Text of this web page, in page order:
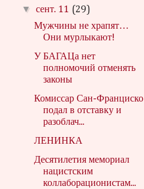
▼сент. 11 (29)
Мужчины не храпят…
Они мурлыкают!
У БАГАЦа нет
полномочий отменять
законы
Комиссар Сан-Франциско
подал в отставку и
разоблач...
ЛЕНИНКА
Десятилетия мемориал
нацистским
коллаборационистам...